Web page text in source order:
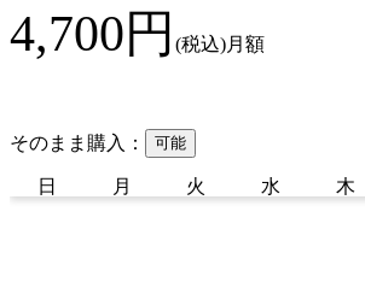
4,700円 (税込)月額
そのまま購入： 可能
日 月 火 水 木